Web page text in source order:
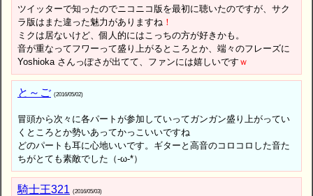
ツイッターで知ったのでニコニコ版を最初に聴いたのですが、サク
ラ版はまた違った魅力がありますね ！
ミクは居ないけど、個人的にはこっちの方が好きかも。
音が重なってフワーって盛り上がるところとか、端々のフレーズに
Yoshioka さんっぽさが出てて、ファンには嬉しいです ｗ
と～ご (2016/05/02)
冒頭から次々に各パートが参加していってガンガン盛り上がってい
くところとか勢いあってかっこいいですね
どのパートも耳に心地いいです。ギターと高音のコロコロした音た
ちがとても素敵でした（-ω-*）
騎士王321 (2016/05/03)